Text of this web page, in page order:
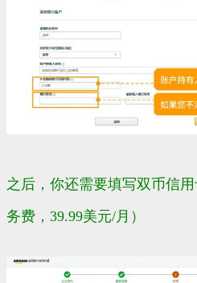
之后，你还需要填写双币信
务费，39.99美元/月）